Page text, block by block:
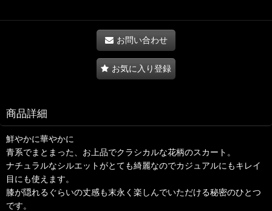
お問い合わせ
お気に入り登録
商品詳細
鮮やかに華やかに
青系でまとまった、お上品でクラシカルな花柄のスカート。
ナチュラルなシルエットがとても綺麗なのでカジュアルにもキレイ
目にも使えます。
膝が隠れるぐらいの丈感も末永く楽しんでいただける秘密のひとつ
です。